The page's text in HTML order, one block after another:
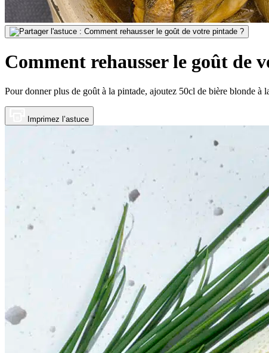
Comment rehausser le goût de
Pour donner plus de goût à la pintade, ajoutez 50cl de bière blonde à
Imprimez l’astuce